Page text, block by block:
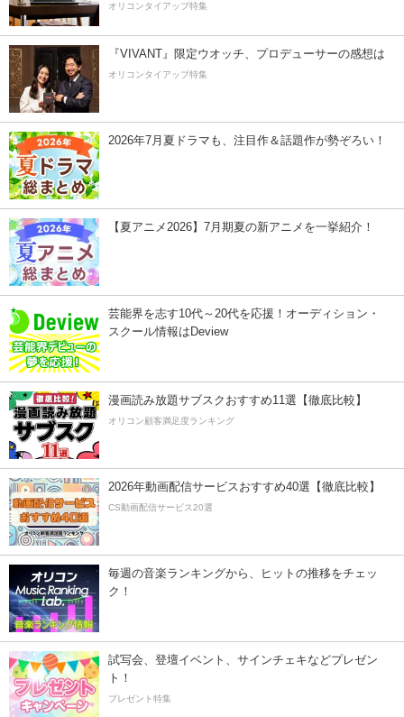
オリコンタイアップ特集
『VIVANT』限定ウオッチ、プロデューサーの感想は
オリコンタイアップ特集
2026年7月夏ドラマも、注目作＆話題作が勢ぞろい！
【夏アニメ2026】7月期夏の新アニメを一挙紹介！
芸能界を志す10代～20代を応援！オーディション・
スクール情報はDeview
漫画読み放題サブスクおすすめ11選【徹底比較】
オリコン顧客満足度ランキング
2026年動画配信サービスおすすめ40選【徹底比較】
CS動画配信サービス20選
毎週の音楽ランキングから、ヒットの推移をチェッ
ク！
試写会、登壇イベント、サインチェキなどプレゼン
ト！
プレゼント特集